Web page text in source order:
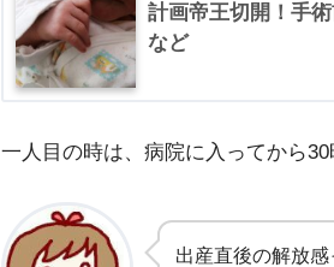
計画帝王切開！手
など
一人目の時は、病院に入ってから30
出産直後の解放感